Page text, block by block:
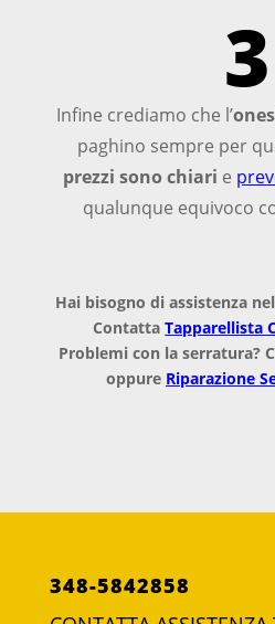
3
Infine crediamo che l’
paghino sempre per
prezzi sono chiari e
qualunque equivoco
Hai bisogno di assistenza
ContattaTapparellista
Problemi con la serratura?
oppure Riparazione
348-5842858